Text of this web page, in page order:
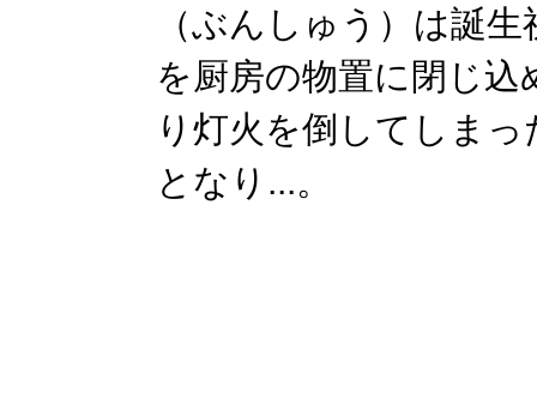
（ぶんしゅう）は誕
を厨房の物置に閉じ
り灯火を倒してしま
となり...。